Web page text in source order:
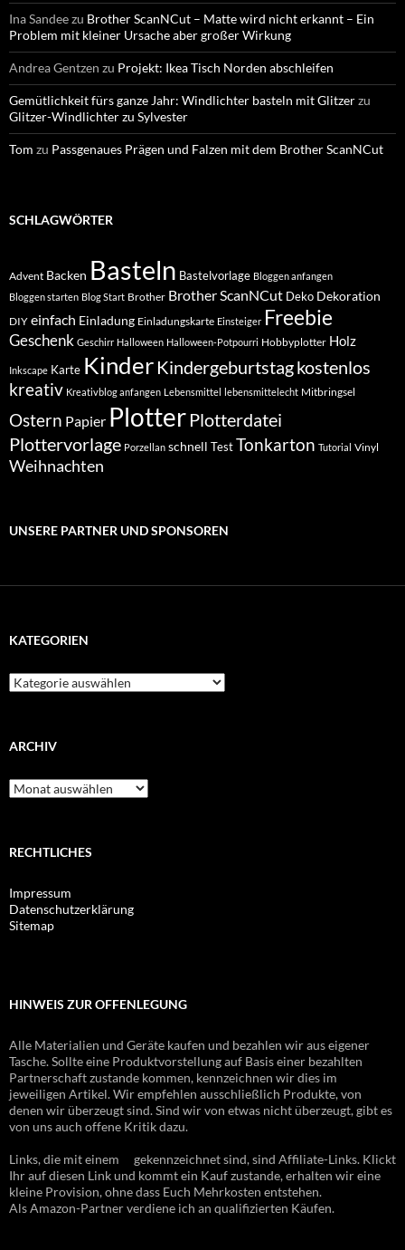
Ina Sandeezu Brother ScanNCut – Matte wird nicht erkannt – Ein
Problem mit kleiner Ursache aber großer Wirkung
Andrea Gentzen zu Projekt: Ikea Tisch Norden abschleifen
Gemütlichkeit fürs ganze Jahr: Windlichter basteln mit Glitzerzu
Glitzer-Windlichter zu Sylvester
Tom zu Passgenaues Prägen und Falzen mit dem Brother ScanNCut
SCHLAGWÖRTER
Advent Backen Basteln Bastelvorlage Bloggen anfangen
Bloggen starten Blog Start Brother Brother ScanNCut Deko Dekoration
DIY einfach Einladung Einladungskarte Einsteiger Freebie
Geschenk Geschirr Halloween Halloween-Potpourri Hobbyplotter Holz
Inkscape Karte Kinder Kindergeburtstagkostenlos
kreativ Kreativblog anfangen Lebensmittel lebensmittelecht Mitbringsel
Ostern Papier Plotter Plotterdatei
Plottervorlage Porzellan schnell TestTonkarton Tutorial Vinyl
Weihnachten
UNSERE PARTNER UND SPONSOREN
KATEGORIEN
Kategorien
ARCHIV
Archiv
RECHTLICHES
Impressum
Datenschutzerklärung
Sitemap
HINWEIS ZUR OFFENLEGUNG
Alle Materialien und Geräte kaufen und bezahlen wir aus eigener
Tasche. Sollte eine Produktvorstellung auf Basis einer bezahlten
Partnerschaft zustande kommen, kennzeichnen wir dies im
jeweiligen Artikel. Wir empfehlen ausschließlich Produkte, von
denen wir überzeugt sind. Sind wir von etwas nicht überzeugt, gibt es
von uns auch offene Kritik dazu.
Links, die mit einem
gekennzeichnet sind, sind Affiliate-Links. Klickt
Ihr auf diesen Link und kommt ein Kauf zustande, erhalten wir eine
kleine Provision, ohne dass Euch Mehrkosten entstehen.
Als Amazon-Partner verdiene ich an qualifizierten Käufen.